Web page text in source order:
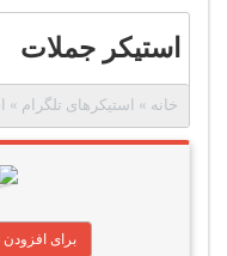
استیکر جملات
خانه » استیکرهای تلگرام »
برای افزودن